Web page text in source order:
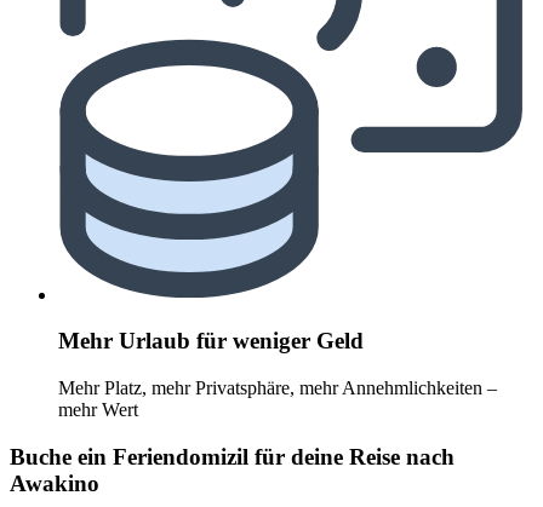
Mehr Urlaub für weniger Geld
Mehr Platz, mehr Privatsphäre, mehr Annehmlichkeiten –
mehr Wert
Buche ein Feriendomizil für deine Reise nach
Awakino